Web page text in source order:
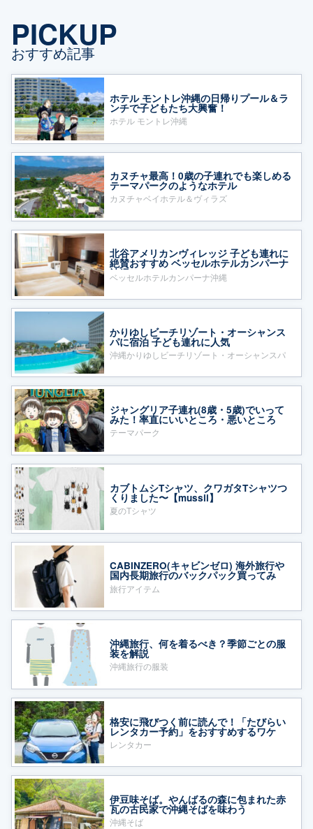
PICKUP
おすすめ記事
ホテル モントレ沖縄の日帰りプール＆ラ
ンチで子どもたち大興奮！
ホテル モントレ沖縄
カヌチャ最高！0歳の子連れでも楽しめる
テーマパークのようなホテル
カヌチャベイホテル＆ヴィラズ
北谷アメリカンヴィレッジ 子ども連れに
絶賛おすすめ ベッセルホテルカンパーナ
沖縄
ベッセルホテルカンパーナ沖縄
かりゆしビーチリゾート・オーシャンス
パに宿泊 子ども連れに人気
沖縄かりゆしビーチリゾート・オーシャンスパ
ジャングリア子連れ(8歳・5歳)でいって
みた！率直にいいところ・悪いところ
テーマパーク
カブトムシTシャツ、クワガタTシャツつ
くりました〜【mussii】
夏のTシャツ
CABINZERO(キャビンゼロ) 海外旅行や
国内長期旅行のバックパック買ってみ
た！
旅行アイテム
沖縄旅行、何を着るべき？季節ごとの服
装を解説
沖縄旅行の服装
格安に飛びつく前に読んで！「たびらい
レンタカー予約」をおすすめするワケ
レンタカー
伊豆味そば。やんばるの森に包まれた赤
瓦の古民家で沖縄そばを味わう
沖縄そば